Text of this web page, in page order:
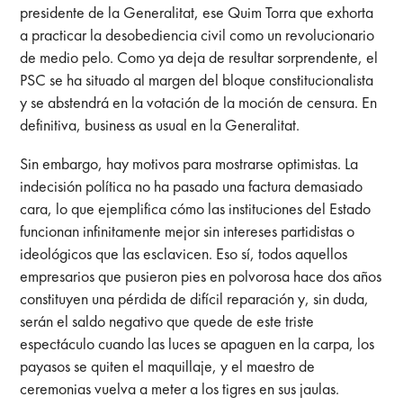
presidente de la Generalitat, ese Quim Torra que exhorta
a practicar la desobediencia civil como un revolucionario
de medio pelo. Como ya deja de resultar sorprendente, el
PSC se ha situado al margen del bloque constitucionalista
y se abstendrá en la votación de la moción de censura. En
definitiva, business as usual en la Generalitat.
Sin embargo, hay motivos para mostrarse optimistas. La
indecisión política no ha pasado una factura demasiado
cara, lo que ejemplifica cómo las instituciones del Estado
funcionan infinitamente mejor sin intereses partidistas o
ideológicos que las esclavicen. Eso sí, todos aquellos
empresarios que pusieron pies en polvorosa hace dos años
constituyen una pérdida de difícil reparación y, sin duda,
serán el saldo negativo que quede de este triste
espectáculo cuando las luces se apaguen en la carpa, los
payasos se quiten el maquillaje, y el maestro de
ceremonias vuelva a meter a los tigres en sus jaulas.